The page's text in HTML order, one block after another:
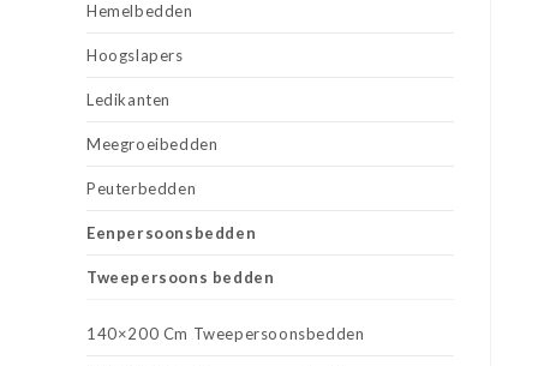
Hemelbedden
Hoogslapers
Ledikanten
Meegroeibedden
Peuterbedden
Eenpersoonsbedden
Tweepersoons bedden
140×200 Cm Tweepersoonsbedden